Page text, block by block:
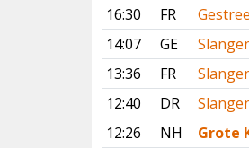
16:30
FR
14:07
GE
13:36
FR
12:40
DR
12:26
NH
Grote